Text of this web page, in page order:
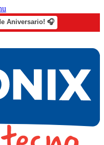
Aniversario! 🎧